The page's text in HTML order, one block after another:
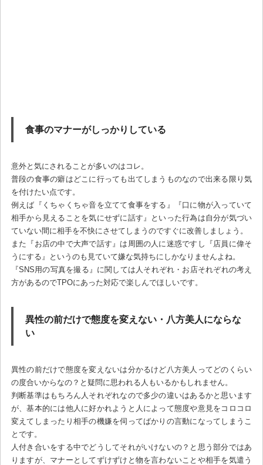
食事のマナーがしっかりしている
意外と気にされることが多いのはコレ。
普段の食事の癖はどこに行っても出てしまうものなので出来る限り気
を付けたい点です。
例えば『くちゃくちゃ音を立てて食事をする』『口に物が入っていて
相手から見えることを気にせずに話す』といった行為は自分が気づい
ていない間に相手を不快にさせてしまうのですぐに改善しましょう。
また『お店の中で大声で話す』は周囲の人に迷惑ですし『店員に偉そ
うにする』というのも見ていて嫌な気持ちにしかなりませんよね。
『SNS用の写真を撮る』に関しては人それぞれ・お店それぞれの考え
方があるのでTPOにあった対応で楽しんでほしいです。
異性の前だけで態度を変えない・八方美人にならな
い
異性の前だけで態度を変えないは分かるけど八方美人ってどのくらい
の度合いからなの？と疑問に思われる人もいるかもしれません。
判断基準はもちろん人それぞれなので多少の違いはあるかと思います
が、基本的には他人に好かれようと人によって態度や意見をコロコロ
変えてしまったり相手の機嫌を伺ってばかりの言動になってしまうこ
とです。
人付き合いをする中でどうしてそれがいけないの？と思う部分ではあ
りますが、マナーとしてずけずけと物を言わないことや相手を気遣う